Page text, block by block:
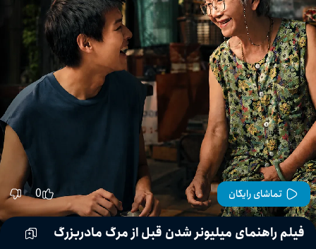
تماشای رایگان 0
فیلم راهنمای میلیونر شدن قبل از مرگ مادربزرگ